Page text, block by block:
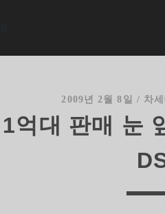
2009년 2월 8일 / 차
1억대 판매 눈